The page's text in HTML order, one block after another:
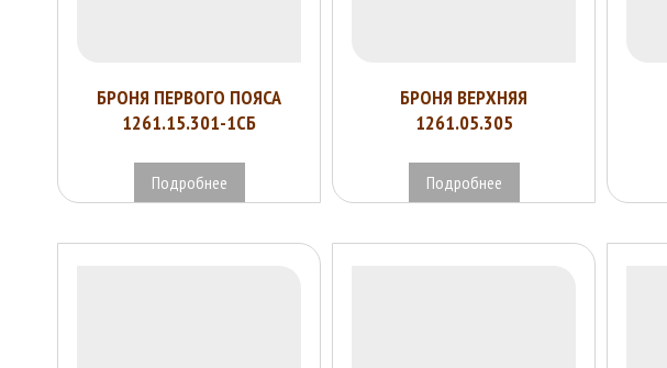
БРОНЯ ПЕРВОГО ПОЯСА
1261.15.301-1СБ
Подробнее
БРОНЯ ВЕРХНЯЯ
1261.05.305
Подробнее